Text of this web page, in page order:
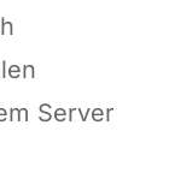
Server